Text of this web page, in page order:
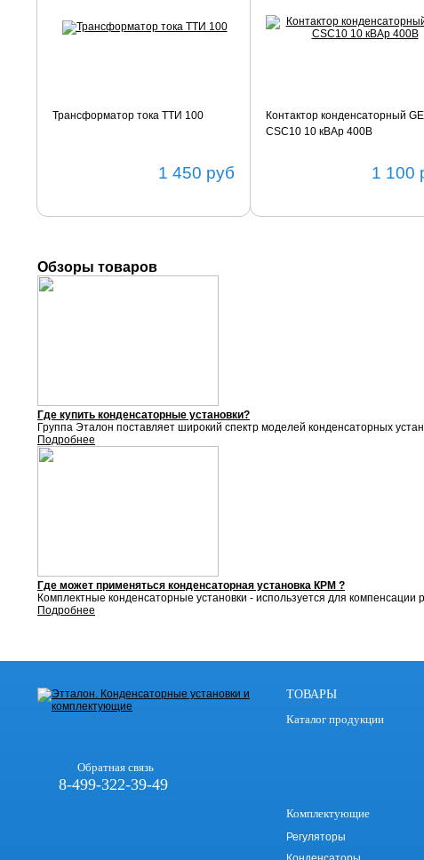
Трансформатор тока ТТИ 100
1 450 руб
Контактор конденсаторный GE
CSC10 10 кВАр 400В
1 100
Обзоры товаров
Где купить конденсаторные установки?
Группа Эталон поставляет широкий спектр моделей конденсаторных
Подробнее
Где может применяться конденсаторная установка КРМ ?
Комплектные конденсаторные установки - используется для
Подробнее
Обратная связь
8-499-322-39-49
ТОВАРЫ
Каталог продукции
Комплектующие
Регуляторы